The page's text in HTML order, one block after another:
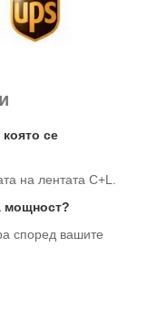
се
на лентата C+L.
мощност?
според вашите